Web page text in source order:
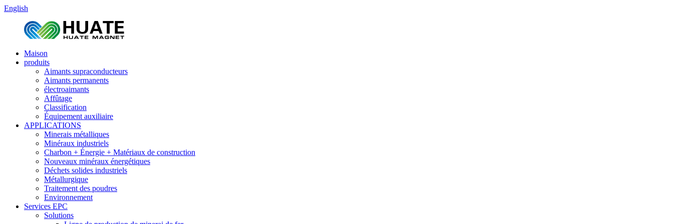
English
Maison
produits
Aimants supraconducteurs
Aimants permanents
électroaimants
Affûtage
Classification
Équipement auxiliaire
APPLICATIONS
Minerais métalliques
Minéraux industriels
Charbon + Énergie + Matériaux de construction
Nouveaux minéraux énergétiques
Déchets solides industriels
Métallurgique
Traitement des poudres
Environnement
Services EPC
Solutions